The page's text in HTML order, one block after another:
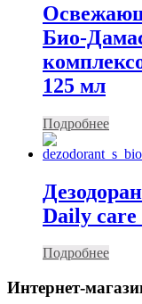
Био-
125 мл
Подробнее
Daily care
Подробнее
Интернет-